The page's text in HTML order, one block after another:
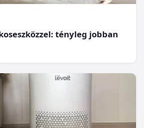
tényleg jobban